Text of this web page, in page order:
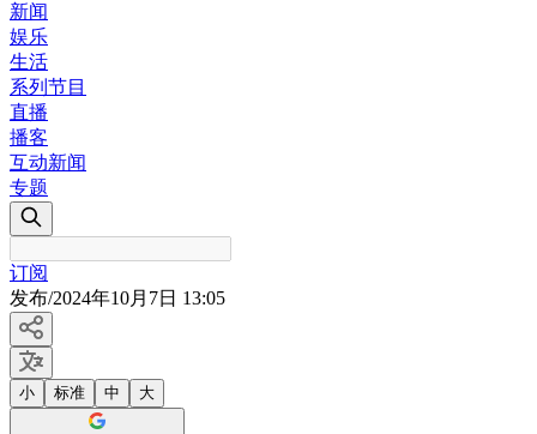
新闻
娱乐
生活
系列节目
直播
播客
互动新闻
专题
订阅
发布/2024年10月7日 13:05
小 标准 中 大